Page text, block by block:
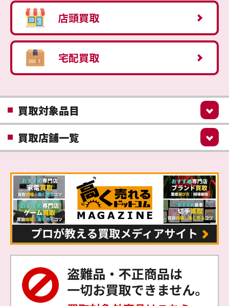
店頭買取
宅配買取
買取対象品目
買取店舗一覧